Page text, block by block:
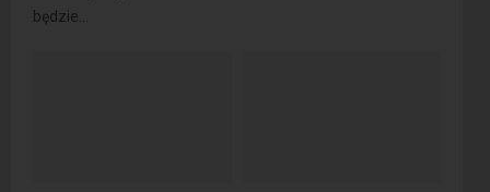
będzie...